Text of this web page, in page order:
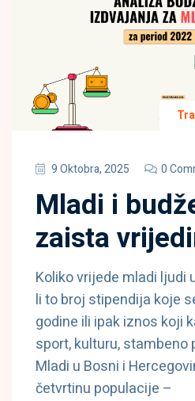
9 Oktobra, 2025 0
Mladi i
zaista
Koliko vrijede mladi ljudi
li to broj stipendija koje
godine ili ipak iznos koji
sport, kulturu, stambeno
Mladi u Bosni i
četvrtinu populacije –